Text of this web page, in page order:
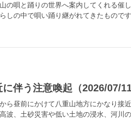
の唄と踊りの世界へ案内してくれる催
しの中で唄い踊り継がれてきたもので
伴う注意喚起（2026/07/11
ら昼前にかけて八重山地方にかなり接
波、土砂災害や低い土地の浸水、河川